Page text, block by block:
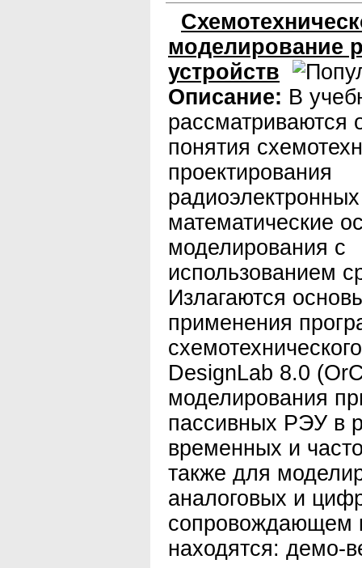
моделирование
устройств
Описание: В
рассматриваются
понятия
проектирования
математические
моделирования с
использованием
Излагаются
применения
DesignLab 8.0
моделирования
пассивных РЭУ в
временных и
также для
аналоговых и
сопровождающем
находятся: демо-